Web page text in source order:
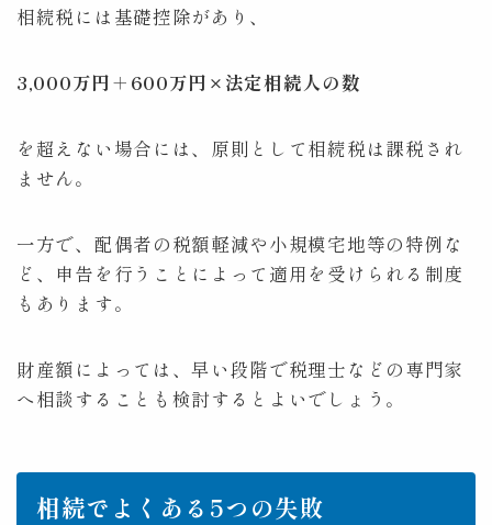
相続税には基礎控除があり、
3,000万円＋600万円×法定相続人の数
を超えない場合には、原則として相続税は課税され
ません。
一方で、配偶者の税額軽減や小規模宅地等の特例な
ど、申告を行うことによって適用を受けられる制度
もあります。
財産額によっては、早い段階で税理士などの専門家
へ相談することも検討するとよいでしょう。
相続でよくある5つの失敗